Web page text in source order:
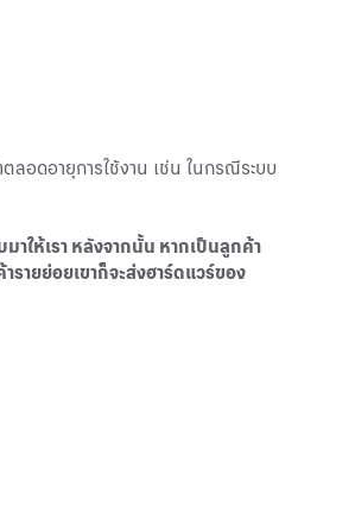
ลอดอายุการใช้งาน เช่น ในกรณีระบบ
าให้เรา หลังจากนั้น หากเป็นลูกค้า
ายย่อยเขาก็จะส่งฮาร์ดแวร์ของ